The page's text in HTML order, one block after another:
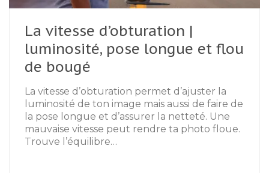
La vitesse d’obturation |
luminosité, pose longue et flou
de bougé
La vitesse d’obturation permet d’ajuster la
luminosité de ton image mais aussi de faire de
la pose longue et d’assurer la netteté. Une
mauvaise vitesse peut rendre ta photo floue.
Trouve l’équilibre…